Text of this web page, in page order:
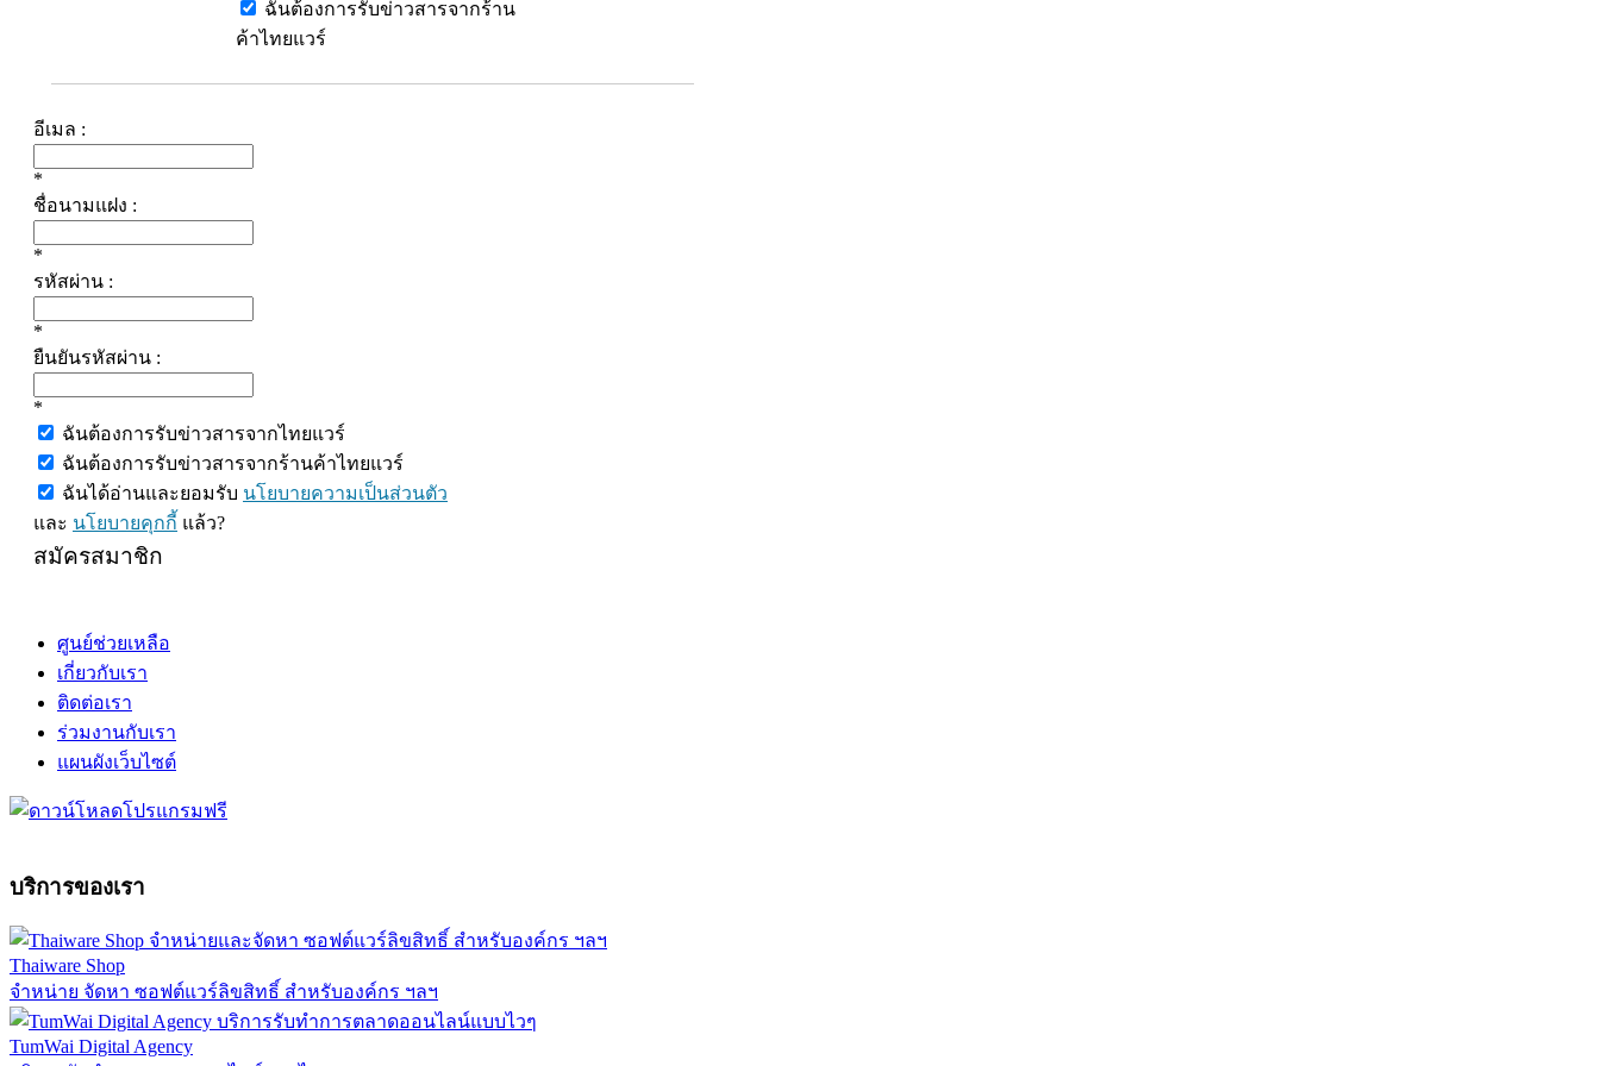
ฉันต้องการรับข่าวสารจากร้าน
ค้าไทยแวร์
อีเมล :
*
ชื่อนามแฝง :
*
รหัสผ่าน :
*
ยืนยันรหัสผ่าน :
*
ฉันต้องการรับข่าวสารจากไทยแวร์
ฉันต้องการรับข่าวสารจากร้านค้าไทยแวร์
ฉันได้อ่านและยอมรับ นโยบายความเป็นส่วนตัว
และ นโยบายคุกกี้ แล้ว?
สมัครสมาชิก
ศูนย์ช่วยเหลือ
เกี่ยวกับเรา
ติดต่อเรา
ร่วมงานกับเรา
แผนผังเว็บไซต์
บริการของเรา
Thaiware Shop
จำหน่าย จัดหา ซอฟต์แวร์ลิขสิทธิ์ สำหรับองค์กร ฯลฯ
TumWai Digital Agency